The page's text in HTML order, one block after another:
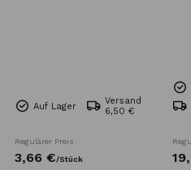
Auf Lager
Versand
6,50 €
Regulärer Preis
3,66 €/Stück 19,